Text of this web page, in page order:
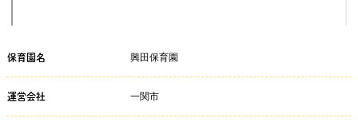
保育園名 興田保育園
運営会社 一関市